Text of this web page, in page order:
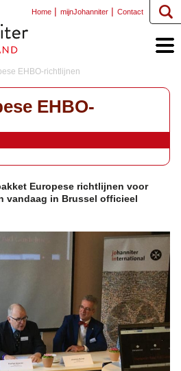
Home mijnJohanniter Contact
EHBO-richtlijnen
EHBO-
Europese richtlijnen voor
vandaag in Brussel officieel